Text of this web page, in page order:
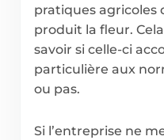
pratiques agricoles
produit la fleur.
savoir si celle-ci
particulière aux
ou pas.
Si l’entreprise ne